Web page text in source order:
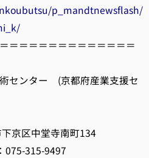
p_mandtnewsflash/
＝＝＝＝＝＝＝＝＝＝＝＝＝
センター (京都府産業支援セ
京区中堂寺南町134
075-315-9497